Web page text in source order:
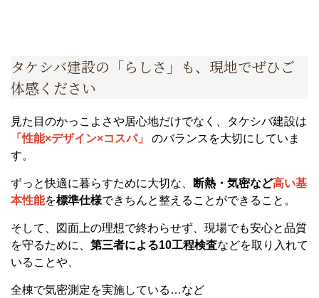
タケシバ建設の「らしさ」も、現地でぜひご
体感ください
見た目のかっこよさや居心地だけでなく、タケシバ建設は
「性能×デザイン×コスパ」
のバランスを大切にしていま
す。
ずっと快適に暮らすために大切な、 断熱・気密など高い基
本性能を標準仕様できちんと整えることができること。
そして、図面上の理想で終わらせず、現場でも安心と品質
を守るために、 第三者による10工程検査などを取り入れて
いることや、
全棟で気密測定を実施している…など